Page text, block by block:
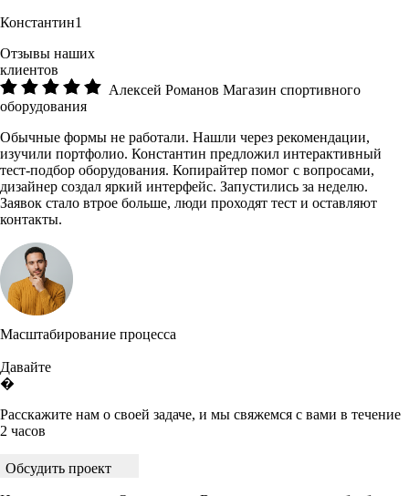
Константин1
Отзывы наших
клиентов
Алексей Романов Магазин спортивного
оборудования
Обычные формы не работали. Нашли через рекомендации,
изучили портфолио. Константин предложил интерактивный
тест-подбор оборудования. Копирайтер помог с вопросами,
дизайнер создал яркий интерфейс. Запустились за неделю.
Заявок стало втрое больше, люди проходят тест и оставляют
контакты.
Масштабирование процесса
Давайте
�
Расскажите нам о своей задаче, и мы свяжемся с вами в течение
2 часов
Обсудить проект